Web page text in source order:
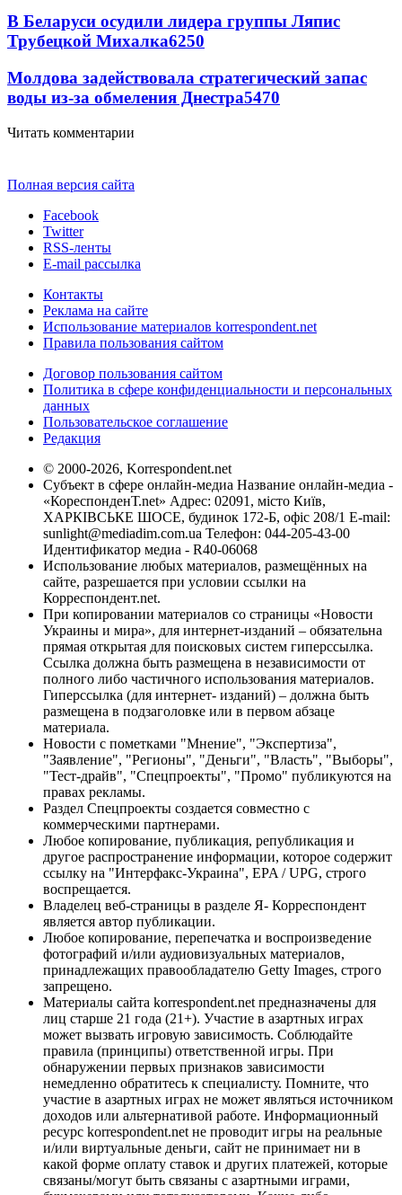
В Беларуси осудили лидера группы Ляпис
Трубецкой Михалка6250
Молдова задействовала стратегический запас
воды из-за обмеления Днестра5470
Читать комментарии
Полная версия сайта
Facebook
Twitter
RSS-ленты
E-mail рассылка
Контакты
Реклама на сайте
Использование материалов korrespondent.net
Правила пользования сайтом
Договор пользования сайтом
Политика в сфере конфиденциальности и персональных
данных
Пользовательское соглашение
Редакция
© 2000-2026, Korrespondent.net
Субъект в сфере онлайн-медиа Название онлайн-медиа -
«КореспонденТ.net» Адрес: 02091, місто Київ,
ХАРКІВСЬКЕ ШОСЕ, будинок 172-Б, офіс 208/1 E-mail:
sunlight@mediadim.com.ua Телефон: 044-205-43-00
Идентификатор медиа - R40-06068
Использование любых материалов, размещённых на
сайте, разрешается при условии ссылки на
Корреспондент.net.
При копировании материалов со страницы «Новости
Украины и мира», для интернет-изданий – обязательна
прямая открытая для поисковых систем гиперссылка.
Ссылка должна быть размещена в независимости от
полного либо частичного использования материалов.
Гиперссылка (для интернет- изданий) – должна быть
размещена в подзаголовке или в первом абзаце
материала.
Новости с пометками "Мнение", "Экспертиза",
"Заявление", "Регионы", "Деньги", "Власть", "Выборы",
"Тест-драйв", "Спецпроекты", "Промо" публикуются на
правах рекламы.
Раздел Спецпроекты создается совместно с
коммерческими партнерами.
Любое копирование, публикация, републикация и
другое распространение информации, которое содержит
ссылку на "Интерфакс-Украина", EPA / UPG, строго
воспрещается.
Владелец веб-страницы в разделе Я- Корреспондент
является автор публикации.
Любое копирование, перепечатка и воспроизведение
фотографий и/или аудиовизуальных материалов,
принадлежащих правообладателю Getty Images, строго
запрещено.
Материалы сайта korrespondent.net предназначены для
лиц старше 21 года (21+). Участие в азартных играх
может вызвать игровую зависимость. Соблюдайте
правила (принципы) ответственной игры. При
обнаружении первых признаков зависимости
немедленно обратитесь к специалисту. Помните, что
участие в азартных играх не может являться источником
доходов или альтернативой работе. Информационный
ресурс korrespondent.net не проводит игры на реальные
и/или виртуальные деньги, сайт не принимает ни в
какой форме оплату ставок и других платежей, которые
связаны/могут быть связаны с азартными играми,